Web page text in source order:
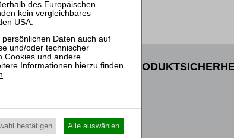
AGB
.
bestätigen Alle auswählen